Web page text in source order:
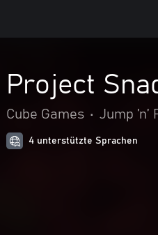
Project
Cube Games • Jump ’n’
4 unterstützte Sprachen